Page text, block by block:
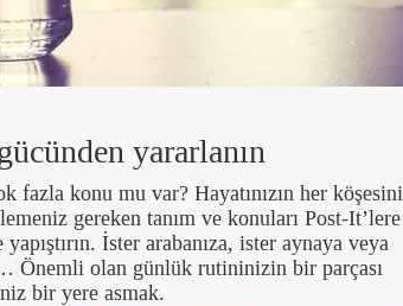
yararlanın
fazla konu mu var? Hayatınızın her köşesini
gereken tanım ve konuları Post-It’lere
İster arabanıza, ister aynaya veya
Önemli olan günlük rutininizin bir parçası
bir yere asmak.